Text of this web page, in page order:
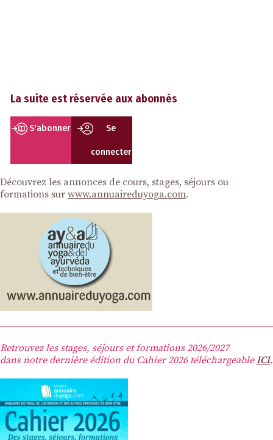
La suite est réservée aux abonnés
S'abonner Se
connecter
Découvrez les annonces de cours, stages, séjours ou
formations sur www.annuaireduyoga.com.
Retrouvez les stages, séjours et formations 2026/2027
dans notre dernière édition du Cahier 2026 téléchargeableICI.